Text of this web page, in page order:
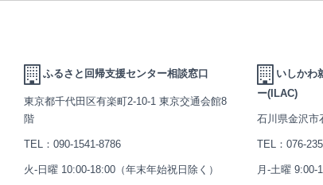
ふるさと回帰支援センター相談窓口
東京都千代田区有楽町2-10-1 東京交通会館8
階
TEL： 090-1541-8786
火-日曜 10:00-18:00（年末年始祝日除く）
いしかわ
ー(ILAC)
石川県金沢市
TEL： 076-
月-土曜 9:00-